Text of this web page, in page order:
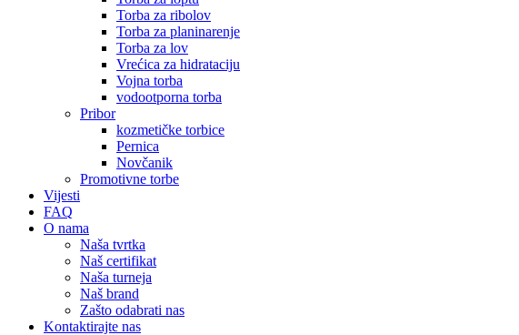
Torba za ribolov
Torba za planinarenje
Torba za lov
Vrećica za hidrataciju
Vojna torba
vodootporna torba
Pribor
kozmetičke torbice
Pernica
Novčanik
Promotivne torbe
Vijesti
FAQ
O nama
Naša tvrtka
Naš certifikat
Naša turneja
Naš brand
Zašto odabrati nas
Kontaktirajte nas